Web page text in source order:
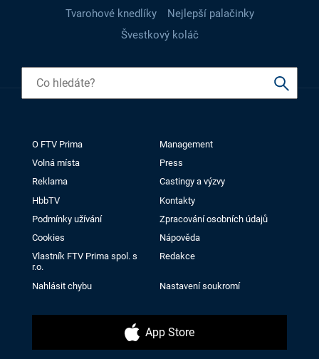
Tvarohové knedlíky
Nejlepší palačinky
Švestkový koláč
O FTV Prima
Management
Volná místa
Press
Reklama
Castingy a výzvy
HbbTV
Kontakty
Podmínky užívání
Zpracování osobních údajů
Cookies
Nápověda
Vlastník FTV Prima spol. s
r.o.
Redakce
Nahlásit chybu Nastavení soukromí
App Store